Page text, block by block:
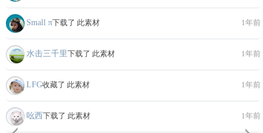
Small π下载了 此素材 1年前
水击三千里下载了 此素材 1年前
LFG收藏了 此素材 1年前
吆西下载了 此素材 1年前